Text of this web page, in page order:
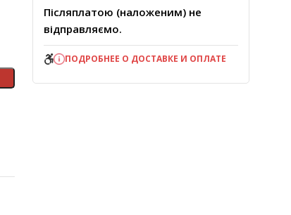
Післяплатою (наложеним) не
відправляємо.
ПОДРОБНЕЕ О ДОСТАВКЕ И ОПЛАТЕ